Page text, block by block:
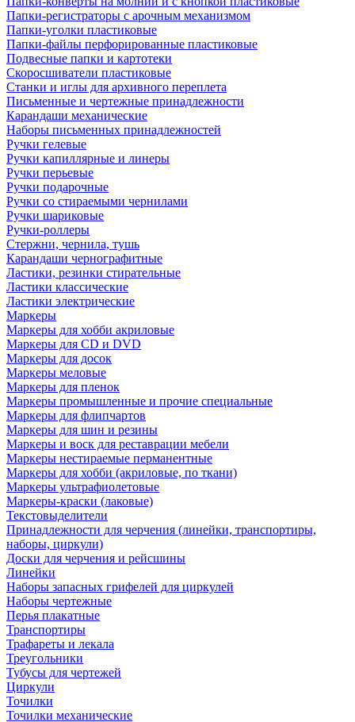
Папки-регистраторы с арочным механизмом
Папки-уголки пластиковые
Папки-файлы перфорированные пластиковые
Подвесные папки и картотеки
Скоросшиватели пластиковые
Станки и иглы для архивного переплета
Письменные и чертежные принадлежности
Карандаши механические
Наборы письменных принадлежностей
Ручки гелевые
Ручки капиллярные и линеры
Ручки перьевые
Ручки подарочные
Ручки со стираемыми чернилами
Ручки шариковые
Ручки-роллеры
Стержни, чернила, тушь
Карандаши чернографитные
Ластики, резинки стирательные
Ластики классические
Ластики электрические
Маркеры
Маркеры для хобби акриловые
Маркеры для CD и DVD
Маркеры для досок
Маркеры меловые
Маркеры для пленок
Маркеры промышленные и прочие специальные
Маркеры для флипчартов
Маркеры для шин и резины
Маркеры и воск для реставрации мебели
Маркеры нестираемые перманентные
Маркеры для хобби (акриловые, по ткани)
Маркеры ультрафиолетовые
Маркеры-краски (лаковые)
Текстовыделители
Принадлежности для черчения (линейки, транспортиры,
наборы, циркули)
Доски для черчения и рейсшины
Линейки
Наборы запасных грифелей для циркулей
Наборы чертежные
Перья плакатные
Транспортиры
Трафареты и лекала
Треугольники
Тубусы для чертежей
Циркули
Точилки
Точилки механические